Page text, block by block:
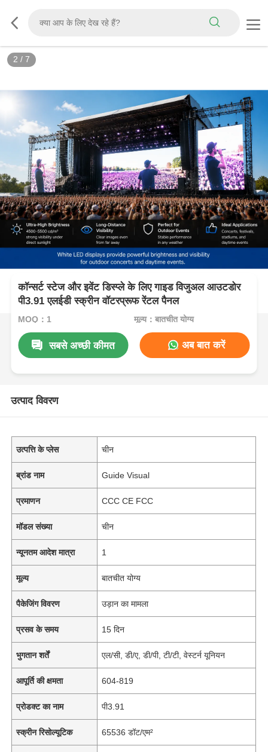
2 / 7
कॉन्सर्ट स्टेज और इवेंट डिस्प्ले के लिए गाइड विजुअल आउटडोर
पी3.91 एलईडी स्क्रीन वॉटरप्रूफ रेंटल पैनल
MOQ：1 मूल्य：बातचीत योग्य
सबसे अच्छी कीमत अब बात करें
उत्पाद विवरण
उत्पत्ति के प्लेस चीन
ब्रांड नाम Guide Visual
प्रमाणन CCC CE FCC
मॉडल संख्या चीन
न्यूनतम आदेश मात्रा 1
मूल्य बातचीत योग्य
पैकेजिंग विवरण उड़ान का मामला
प्रसव के समय 15 दिन
भुगतान शर्तें एल/सी, डी/ए, डी/पी, टी/टी, वेस्टर्न यूनियन
आपूर्ति की क्षमता 604-819
प्रोडक्ट का नाम पी3.91
स्क्रीन रिसोल्यूटिक 65536 डॉट/एम²